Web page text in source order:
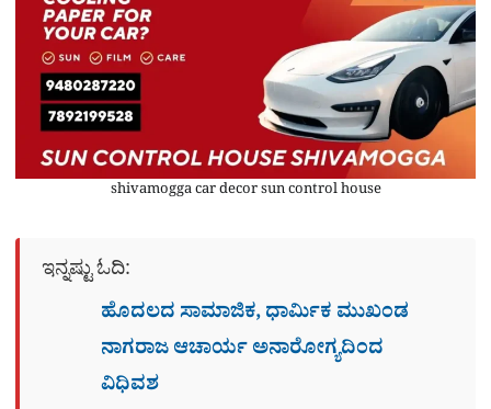
shivamogga car decor sun control house
ಇನ್ನಷ್ಟು ಓದಿ:
ಹೊದಲದ ಸಾಮಾಜಿಕ, ಧಾರ್ಮಿಕ ಮುಖಂಡ
ನಾಗರಾಜ ಆಚಾರ್ಯ ಅನಾರೋಗ್ಯದಿಂದ
ವಿಧಿವಶ